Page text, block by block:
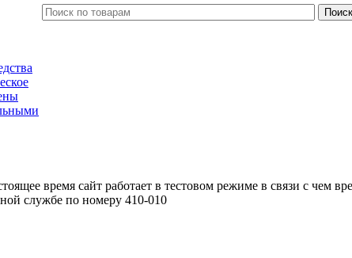
время сайт работает в тестовом режиме в связи с чем
службе по номеру 410-010